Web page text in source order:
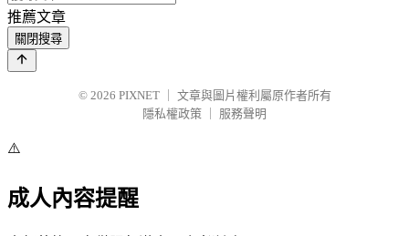
推薦文章
關閉搜尋
© 2026 PIXNET
文章與圖片權利屬原作者所有
隱私權政策
服務聲明
⚠️
成人內容提醒